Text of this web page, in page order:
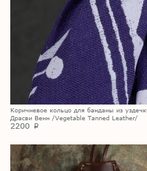
Коричневое кольцо для банданы из
Драсви Венн /Vegetable Tanned Leather/
2200 p